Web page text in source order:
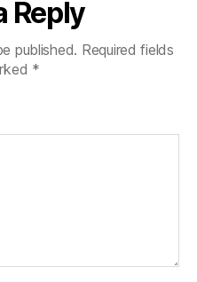
Reply
published. Required fields
*